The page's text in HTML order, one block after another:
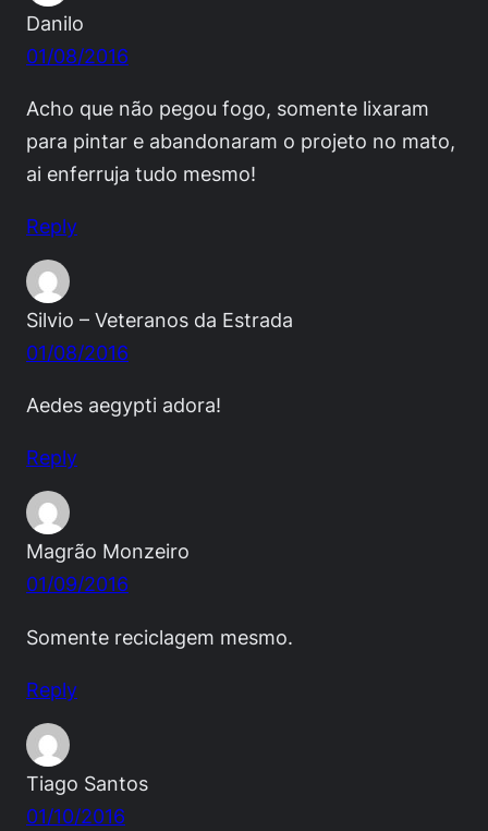
Danilo
01/08/2016
Acho que não pegou fogo, somente lixaram
para pintar e abandonaram o projeto no mato,
ai enferruja tudo mesmo!
Reply
Silvio – Veteranos da Estrada
01/08/2016
Aedes aegypti adora!
Reply
Magrão Monzeiro
01/09/2016
Somente reciclagem mesmo.
Reply
Tiago Santos
01/10/2016